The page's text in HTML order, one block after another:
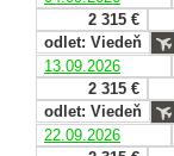
2 315 €
odlet: Viedeň
13.09.2026
2 315 €
odlet: Viedeň
22.09.2026